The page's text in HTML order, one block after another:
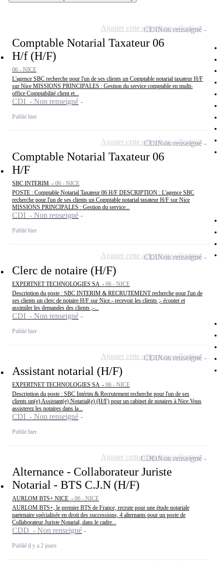
Comptable Notarial Taxateur 06
H/f (H/F)
06 - NICE
L'agence SBC recherche pour l'un de ses clients un Comptable notarial taxateur H/F
sur Nice MISSIONS PRINCIPALES : Gestion du service comptable en multi-
office Comptabilité client et...
CDI - Non renseigné
Publié hier
CDINon renseigné
Ajouter cette offre à ma sélection
Comptable Notarial Taxateur 06
H/F
SBC INTERIM - 06 - NICE
POSTE : Comptable Notarial Taxateur 06 H/F DESCRIPTION : L'agence SBC
recherche pour l'un de ses clients un Comptable notarial taxateur H/F sur Nice
MISSIONS PRINCIPALES : Gestion du service...
CDI - Non renseigné
Publié hier
CDINon renseigné
Ajouter cette offre à ma sélection
Clerc de notaire (H/F)
EXPERTNET TECHNOLOGIES SA - 06 - NICE
Description du poste : SBC INTERIM & RECRUTEMENT recherche pour l'un de
ses clients un clerc de notaire H/F sur Nice.- recevoir les clients ;- écouter et
assimiler les demandes des clients ;-...
CDI - Non renseigné
Publié hier
CDINon renseigné
Ajouter cette offre à ma sélection
Assistant notarial (H/F)
EXPERTNET TECHNOLOGIES SA - 06 - NICE
Description du poste : SBC Intérim & Recrutement recherche pour l'un de ses
clients un(e) Assistant(e) Notarial(e) (H/F) pour un cabinet de notaires à Nice.Vous
assisterez les notaires dans la...
CDI - Non renseigné
Publié hier
CDINon renseigné
Ajouter cette offre à ma sélection
Alternance - Collaborateur Juriste
Notarial - BTS C.J.N (H/F)
AURLOM BTS+ NICE - 06 - NICE
AURLOM BTS+, le premier BTS de France, recrute pour une étude notariale
partenaire spécialisée en droit des successions, 4 alternants pour un poste de
Collaborateur Juriste Notarial, dans le cadre...
CDD - Non renseigné
Publié il y a 2 jours
CDDNon renseigné
Ajouter cette offre à ma sélection